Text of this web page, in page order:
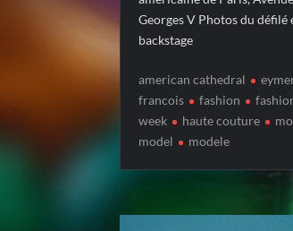
Georges V Photos du défilé
backstage
american cathedral
francois
fashion
week
haute couture
model
modele